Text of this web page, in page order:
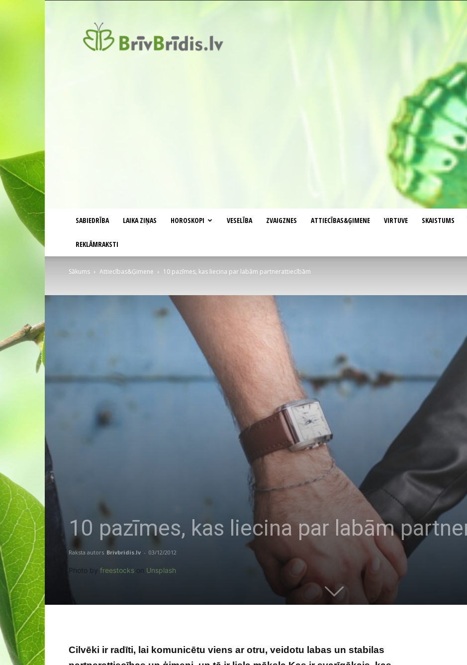
SABIEDRĪBA LAIKA ZIŅAS HOROSKOPI VESELĪBA ZVAIGZNES ATTIECĪBAS&ĢIMENE VIRTUVE SKAISTUMS
REKLĀMRAKSTI
Sākums Attiecības&Ģimene 10 pazīmes, kas liecina par labām partnerattiecībām
10 pazīmes, kas liecina par labām
Raksta autors Brivbridis.lv - 03/12/2012
Photo by freestocks on Unsplash
Cilvēki ir radīti, lai komunicētu viens ar otru, veidotu labas un stabilas